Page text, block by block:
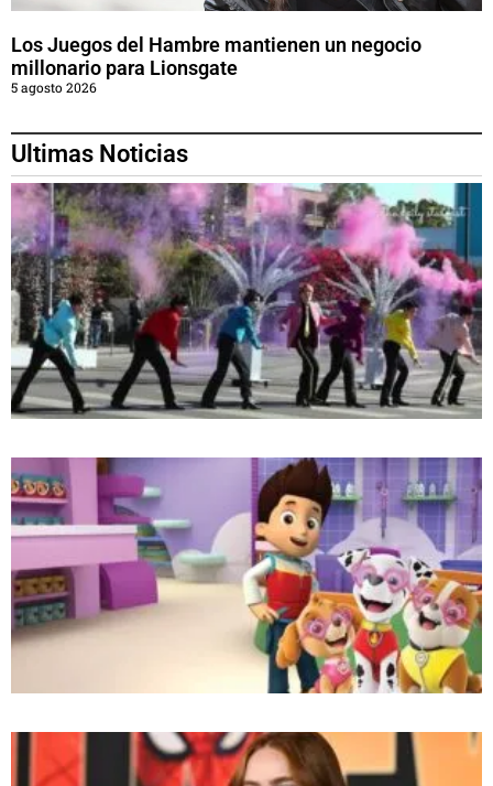
Los Juegos del Hambre mantienen un negocio
millonario para Lionsgate
5 agosto 2026
Ultimas Noticias